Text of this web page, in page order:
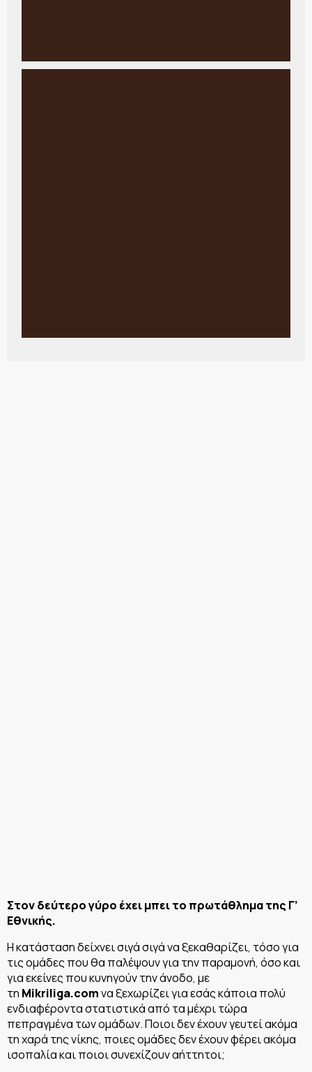
Στον δεύτερο γύρο έχει μπει το πρωτάθλημα της Γ’
Εθνικής.
Η κατάσταση δείχνει σιγά σιγά να ξεκαθαρίζει, τόσο για
τις ομάδες που θα παλέψουν για την παραμονή, όσο και
για εκείνες που κυνηγούν την άνοδο, με
τη Mikriliga.comνα ξεχωρίζει για εσάς κάποια πολύ
ενδιαφέροντα στατιστικά από τα μέχρι τώρα
πεπραγμένα των ομάδων. Ποιοι δεν έχουν γευτεί ακόμα
τη χαρά της νίκης, ποιες ομάδες δεν έχουν φέρει ακόμα
ισοπαλία και ποιοι συνεχίζουν αήττητοι;